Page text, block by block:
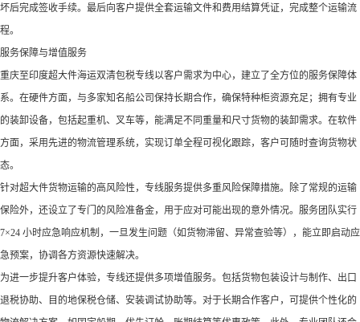
坏后完成签收手续。最后向客户提供全套运输文件和费用结算凭证，完成整个运输流
程。​
服务保障与增值服务​
重庆至印度超大件海运双清包税专线以客户需求为中心，建立了全方位的服务保障体
系。在硬件方面，与多家知名船公司保持长期合作，确保特种柜资源充足；拥有专业
的装卸设备，包括起重机、叉车等，能满足不同重量和尺寸货物的装卸需求。在软件
方面，采用先进的物流管理系统，实现订单全程可视化跟踪，客户可随时查询货物状
态。​
针对超大件货物运输的高风险性，专线服务提供多重风险保障措施。除了常规的运输
保险外，还设立了专门的风险准备金，用于应对可能出现的意外情况。服务团队实行
7×24 小时应急响应机制，一旦发生问题（如货物滞留、异常查验等），能立即启动应
急预案，协调各方资源快速解决。​
为进一步提升客户体验，专线还提供多项增值服务。包括货物包装设计与制作、出口
退税协助、目的地保税仓储、安装调试协助等。对于长期合作客户，可提供个性化的